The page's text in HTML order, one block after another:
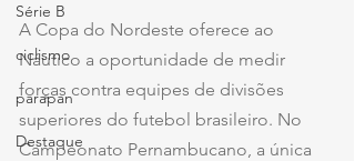
Série B
ciclismo
parapan
Destaque
A Copa do Nordeste oferece ao
Náutico a oportunidade de medir
forças contra equipes de divisões
superiores do futebol brasileiro. No
Campeonato Pernambucano, a única